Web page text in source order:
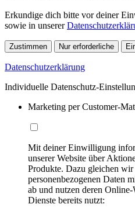
Erkundige dich bitte vor deiner
sowie in unserer
Zustimmen Nur erforderliche
Datenschutzerklärung
Individuelle Datenschutz-
Marketing per Customer-
Mit deiner Einwilligung
unserer Website über
Produkte. Dazu gleichen wir
personenbezogenen Daten
ab und nutzen deren
Dienste bereits nutzt: